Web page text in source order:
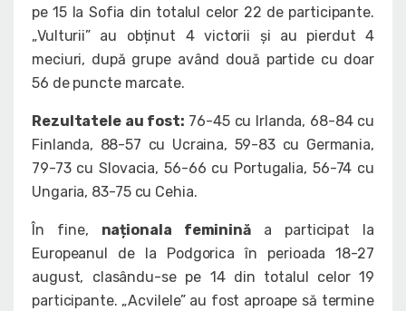
pe 15 la Sofia din totalul celor 22 de participante.
„Vulturii” au obținut 4 victorii și au pierdut 4
meciuri, după grupe având două partide cu doar
56 de puncte marcate.
Rezultatele au fost: 76-45 cu Irlanda, 68-84 cu
Finlanda, 88-57 cu Ucraina, 59-83 cu Germania,
79-73 cu Slovacia, 56-66 cu Portugalia, 56-74 cu
Ungaria, 83-75 cu Cehia.
În fine, naționala femininăa participat la
Europeanul de la Podgorica în perioada 18-27
august, clasându-se pe 14 din totalul celor 19
participante. „Acvilele” au fost aproape să termine